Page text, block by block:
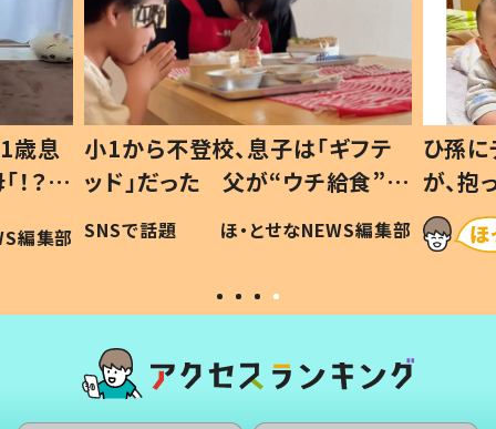
歳息
？」
編集部
小1から不登校、息子は「ギフテ
ッド」だった 父が“ウチ給食”を
作り続ける理由とは #令和の親
#令和の子
SNSで話題 ほ・とせなNEWS編集部
ひ孫
が、
「涙が
い」